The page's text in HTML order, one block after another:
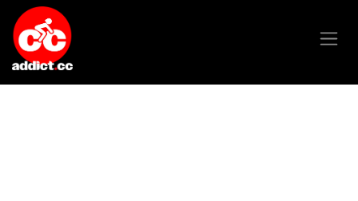
Overslaan naar inhoud